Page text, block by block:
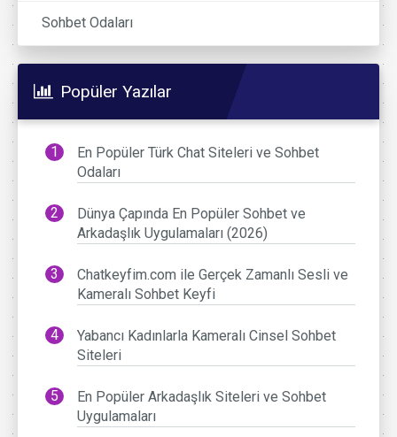
Sohbet Odaları
Popüler Yazılar
En Popüler Türk Chat Siteleri ve Sohbet
Odaları
Dünya Çapında En Popüler Sohbet ve
Arkadaşlık Uygulamaları (2026)
Chatkeyfim.com ile Gerçek Zamanlı Sesli ve
Kameralı Sohbet Keyfi
Yabancı Kadınlarla Kameralı Cinsel Sohbet
Siteleri
En Popüler Arkadaşlık Siteleri ve Sohbet
Uygulamaları